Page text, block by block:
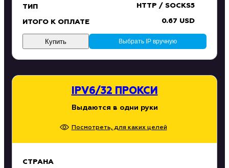
ТИП HTTP / SOCKS5
ИТОГО К ОПЛАТЕ 0.67 USD
Выбрать IP вручную
Купить
IPV6/32 ПРОКСИ
Выдаются в одни руки
Посмотреть, для каких целей
СТРАНА